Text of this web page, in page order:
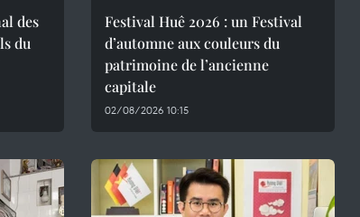
des
du
Festival Huê 2026 : un Festival
d’automne aux couleurs du
patrimoine de l’ancienne
capitale
02/08/2026 10:15